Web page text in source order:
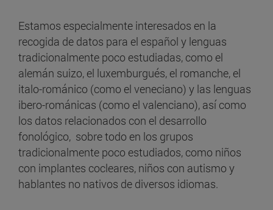
Estamos especialmente interesados ​​en la
recogida de datos para el español y lenguas
tradicionalmente poco estudiadas, como el
alemán suizo, el luxemburgués, el romanche, el
italo-románico (como el veneciano) y las lenguas
ibero-románicas (como el valenciano), así como
los datos relacionados con el desarrollo
fonológico, sobre todo en los grupos
tradicionalmente poco estudiados, como niños
con implantes cocleares, niños con autismo y
hablantes no nativos de diversos idiomas.